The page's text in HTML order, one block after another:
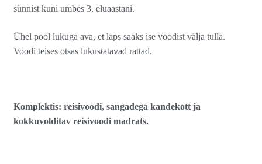
sünnist kuni umbes 3. eluaastani.
Ühel pool lukuga ava, et laps saaks ise voodist välja tulla.
Voodi teises otsas lukustatavad rattad.
Komplektis: reisivoodi, sangadega kandekott ja
kokkuvolditav reisivoodi madrats.